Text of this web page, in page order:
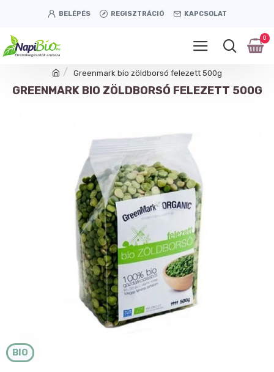
BELÉPÉS REGISZTRÁCIÓ KAPCSOLAT
0
Greenmark bio zöldborsó felezett 500g
GREENMARK BIO ZÖLDBORSÓ FELEZETT 500G
BIO